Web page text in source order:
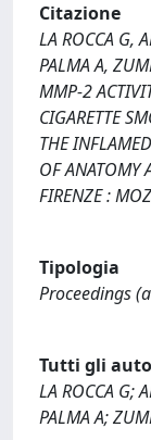
Citazione
LA ROCCA G,
PALMA A,
MMP-2
CIGARETTE
THE
OF ANATOMY
FIRENZE :
Tipologia
Proceedings
Tutti gli
LA ROCCA G;
PALMA A;